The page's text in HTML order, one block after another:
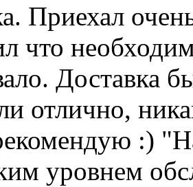
Приехал
что
Доставка
отлично,
:)
уровнем